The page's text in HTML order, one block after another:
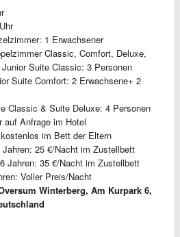
1 Erwachsener
Classic, Comfort, Deluxe,
Suite Classic: 3 Personen
Suite Comfort: 2 Erwachsene+ 2
Classic & Suite Deluxe: 4 Personen
auf Anfrage im Hotel
im Bett der Eltern
25 €/Nacht im Zustellbett
Jahren: 35 €/Nacht im Zustellbett
Voller Preis/Nacht
Winterberg, Am Kurpark 6,